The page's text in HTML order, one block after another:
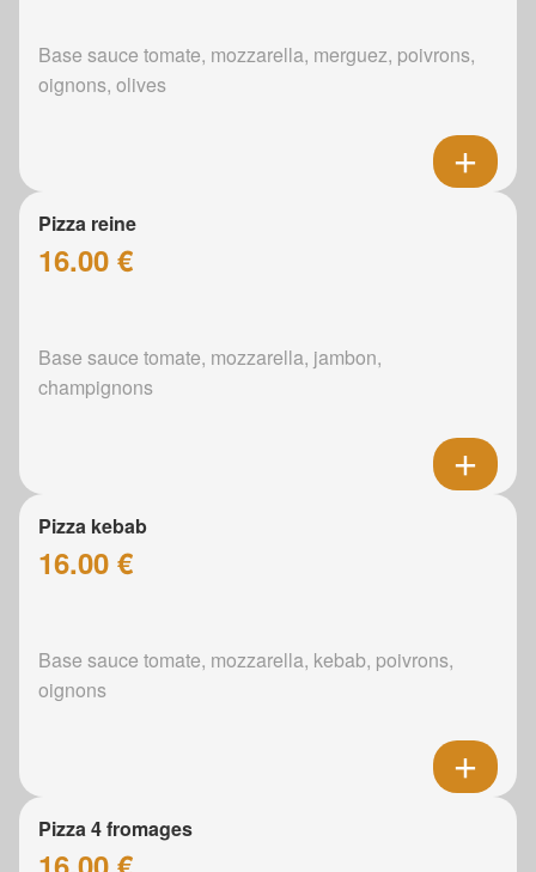
Base sauce tomate, mozzarella, merguez, poivrons,
oignons, olives
Pizza reine
16.00 €
Base sauce tomate, mozzarella, jambon,
champignons
Pizza kebab
16.00 €
Base sauce tomate, mozzarella, kebab, poivrons,
oignons
Pizza 4 fromages